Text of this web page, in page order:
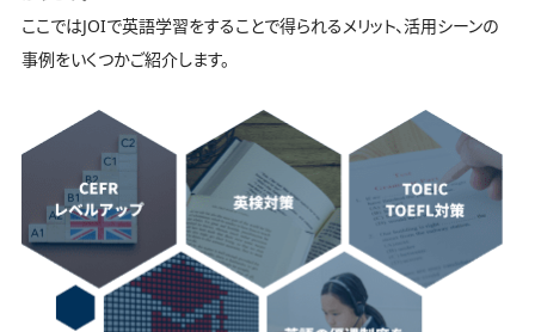
ここではJOIで英語学習をすることで得られるメリット、活用シーンの
事例をいくつかご紹介します。